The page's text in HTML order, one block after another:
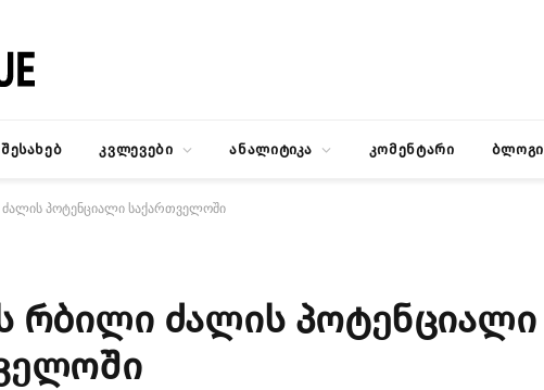
კვლევები ანალიტიკა კომენტარი ბლოგი
პოტენციალი საქართველოში
რბილი ძალის პოტენციალი